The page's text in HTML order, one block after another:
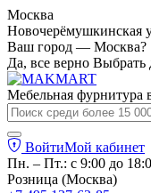
Москва
Новочерёмушкинская
Ваш город — Москва?
Да, все верно Выбрать
Мебельная фурнитура
ВойтиМой кабинет
Пн. – Пт.: с 9:00 до
Розница (Москва)